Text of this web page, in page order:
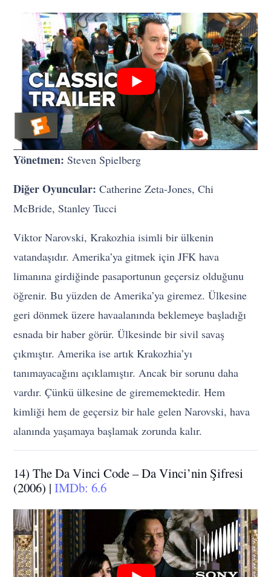
Yönetmen: Steven Spielberg
Diğer Oyuncular: Catherine Zeta-Jones, Chi
McBride, Stanley Tucci
Viktor Narovski, Krakozhia isimli bir ülkenin
vatandaşıdır. Amerika’ya gitmek için JFK hava
limanına girdiğinde pasaportunun geçersiz olduğunu
öğrenir. Bu yüzden de Amerika’ya giremez. Ülkesine
geri dönmek üzere havaalanında beklemeye başladığı
esnada bir haber görür. Ülkesinde bir sivil savaş
çıkmıştır. Amerika ise artık Krakozhia’yı
tanımayacağını açıklamıştır. Ancak bir sorunu daha
vardır. Çünkü ülkesine de girememektedir. Hem
kimliği hem de geçersiz bir hale gelen Narovski, hava
alanında yaşamaya başlamak zorunda kalır.
14) The Da Vinci Code – Da Vinci’nin Şifresi
(2006) |IMDb: 6.6